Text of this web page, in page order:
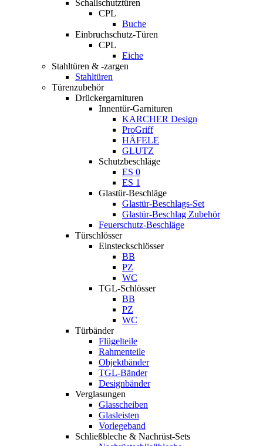
Schallschutztüren
CPL
Buche
Einbruchschutz-Türen
CPL
Eiche
Stahltüren & -zargen
Stahltüren
Türenzubehör
Drückergarnituren
Innentür-Garnituren
KARCHER Design
ProGriff
HÄFELE
GLUTZ
Schutzbeschläge
ES 0
ES 1
Glastür-Beschläge
Glastür-Beschlags-Set
Glastür-Beschlag Zubehör
Feuerschutz-Beschläge
Türschlösser
Einsteckschlösser
BB
PZ
WC
TGL-Schlösser
BB
PZ
WC
Türbänder
Flügelteile
Rahmenteile
Objektbänder
TGL-Bänder
Designbänder
Verglasungen
Glasscheiben
Glasleisten
Vorlegeband
Schließbleche & Nachrüst-Sets